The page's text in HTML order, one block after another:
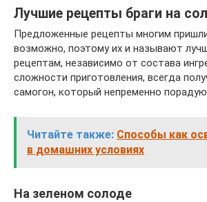
Лучшие рецепты браги на
Предложенные рецепты многим
возможно, поэтому их и называют
рецептам, независимо от состава
сложности приготовления, всегда
самогон, который непременно
Читайте также: Способы как
в домашних условиях
На зеленом солоде